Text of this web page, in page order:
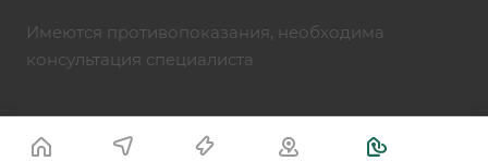
Имеются противопоказания, необходима
консультация специалиста